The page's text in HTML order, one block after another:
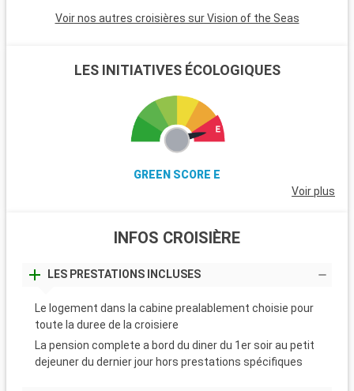
Voir nos autres croisières sur Vision of the Seas
LES INITIATIVES ÉCOLOGIQUES
GREEN SCORE E
Voir plus
INFOS CROISIÈRE
LES PRESTATIONS INCLUSES
Le logement dans la cabine prealablement choisie pour
toute la duree de la croisiere
La pension complete a bord du diner du 1er soir au petit
dejeuner du dernier jour hors prestations spécifiques